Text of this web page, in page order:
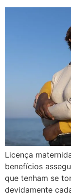
Licença
benefícios
que tenham se
devidamente